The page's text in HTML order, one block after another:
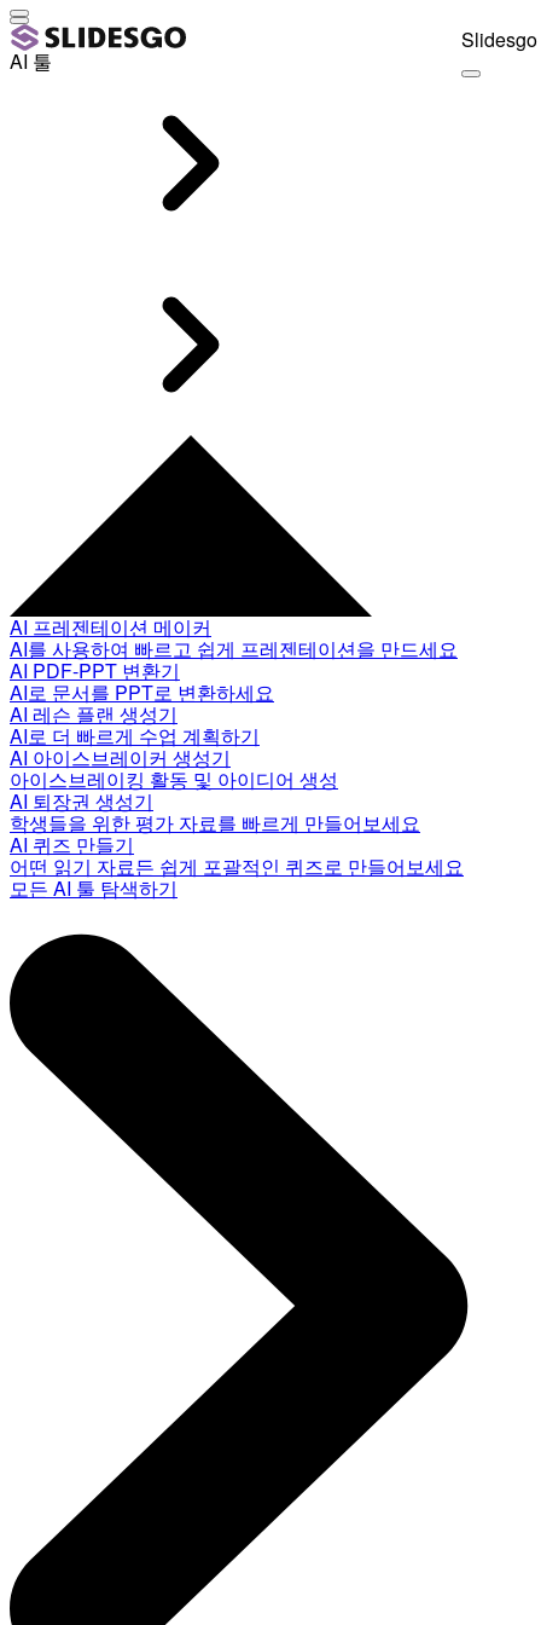
AI 툴
AI 프레젠테이션 메이커
AI를 사용하여 빠르고 쉽게 프레젠테이션을 만드세요
AI PDF-PPT 변환기
AI로 문서를 PPT로 변환하세요
AI 레슨 플랜 생성기
AI로 더 빠르게 수업 계획하기
AI 아이스브레이커 생성기
아이스브레이킹 활동 및 아이디어 생성
AI 퇴장권 생성기
학생들을 위한 평가 자료를 빠르게 만들어보세요
AI 퀴즈 만들기
어떤 읽기 자료든 쉽게 포괄적인 퀴즈로 만들어보세요
모든 AI 툴 탐색하기